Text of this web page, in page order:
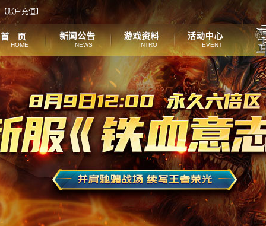
【账户充值】
HOME NEWS INTRO EVENT